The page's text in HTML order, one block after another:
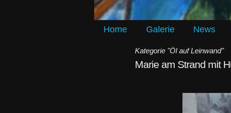
Home Galerie News
Kategorie "Öl auf Leinwand"
Marie am Strand mit